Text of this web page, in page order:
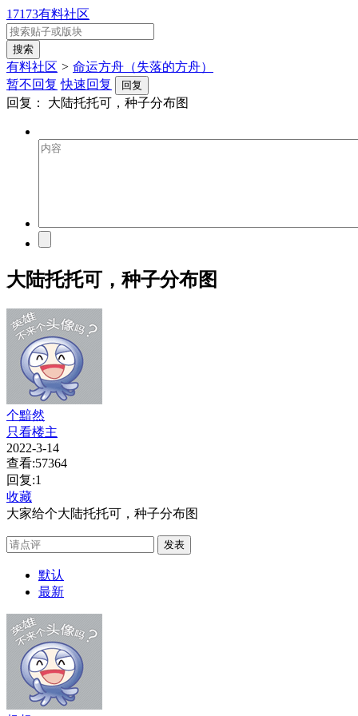
17173有料社区
有料社区 > 命运方舟（失落的方舟）
暂不回复 快速回复 回复
回复： 大陆托托可，种子分布图
大陆托托可，种子分布图
个黯然
只看楼主
2022-3-14
查看:57364
回复:1
收藏
大家给个大陆托托可，种子分布图
发表
默认
最新